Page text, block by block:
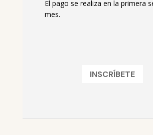
El pago se realiza en la primera
mes.
INSCRÍBETE